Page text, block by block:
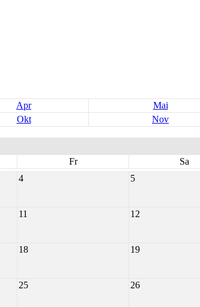
Apr Mai
Okt Nov
Fr Sa
4 5
11 12
18 19
25 26